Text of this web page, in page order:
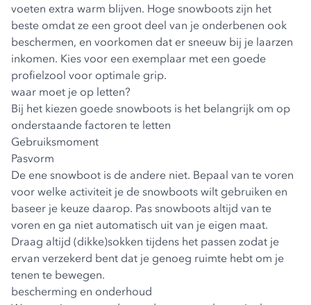
voeten extra warm blijven. Hoge snowboots zijn het
beste omdat ze een groot deel van je onderbenen ook
beschermen, en voorkomen dat er sneeuw bij je laarzen
inkomen. Kies voor een exemplaar met een goede
profielzool voor optimale grip.
waar moet je op letten?
Bij het kiezen goede snowboots is het belangrijk om op
onderstaande factoren te letten
Gebruiksmoment
Pasvorm
De ene snowboot is de andere niet. Bepaal van te voren
voor welke activiteit je de snowboots wilt gebruiken en
baseer je keuze daarop. Pas snowboots altijd van te
voren en ga niet automatisch uit van je eigen maat.
Draag altijd (dikke)sokken tijdens het passen zodat je
ervan verzekerd bent dat je genoeg ruimte hebt om je
tenen te bewegen.
bescherming en onderhoud